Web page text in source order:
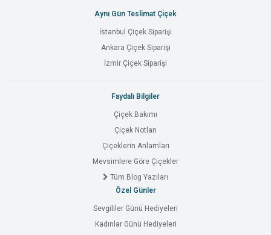
Aynı Gün Teslimat Çiçek
İstanbul Çiçek Siparişi
Ankara Çiçek Siparişi
İzmir Çiçek Siparişi
Faydalı Bilgiler
Çiçek Bakımı
Çiçek Notları
Çiçeklerin Anlamları
Mevsimlere Göre Çiçekler
Tüm Blog Yazıları
Özel Günler
Sevgililer Günü Hediyeleri
Kadınlar Günü Hediyeleri